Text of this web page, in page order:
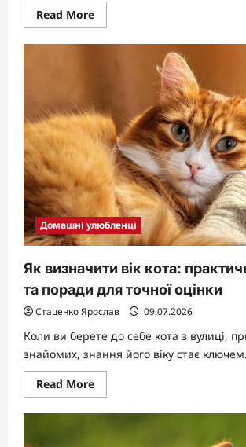
Read MoreRead
more
Чи
ветеринарів
Домашні улюбленці
Як визначити вік кота:
та поради для точної оцінки
Стаценко Ярослав 09.07.2026
Коли ви берете до себе кота з вулиці,
знайомих, знання його віку стає
Read MoreRead
more
Як
визначити